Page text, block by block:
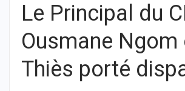
Le Principal du
Ousmane Ngom
Thiès porté